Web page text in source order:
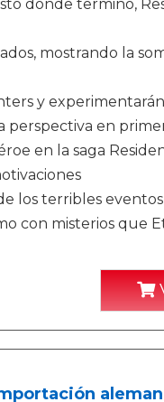
donde terminó,
mostrando la
y
perspectiva en
en la saga
los terribles
con misterios que